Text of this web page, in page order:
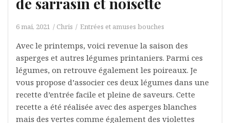
6 mai, 2021 Chris Entrées et amuses bouches
Avec le printemps, voici revenue la saison des
asperges et autres légumes printaniers. Parmi ces
légumes, on retrouve également les poireaux. Je
vous propose d’associer ces deux légumes dans une
recette d’entrée facile et pleine de saveurs. Cette
recette a été réalisée avec des asperges blanches
mais des vertes comme également des violettes